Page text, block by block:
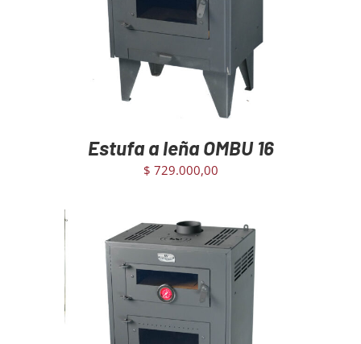
AGREGAR AL CARRITO
Estufa a leña OMBU 16
$ 729.000,00
AGREGAR AL CARRITO DETAILS